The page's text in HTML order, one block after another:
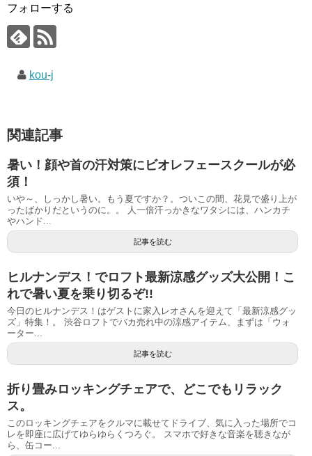
フォローする
kou-j
関連記事
暑い！顔や首の汗対策にビオレフェースクールが必
須！
いや～、しっかし暑い。もう夏ですか？。ついこの間、花見で盛り上が
ったばかりだというのに。。 人一倍汗っかきなワタシには、ハンカチ
やハンド...
記事を読む
ヒルナンデス！でロフト最新涼感グッズ大公開！こ
れで暑い夏を乗り切るぞ!!
今日のヒルナンデス！はゲストに家入レオさんを迎えて「最新涼感グッ
ズ」特集！。 渋谷ロフトでバカ売れ中の涼感アイテム、まずは「ウォ
ーター...
記事を読む
折り畳みロッキングチェアで、どこでもリラック
ス。
このロッキングチェアをクルマに載せてドライブ、気に入った場所でコ
レを即座に広げてゆらゆらくつろぐ。 スマホで好きな音楽を聴きなが
ら、缶コー...